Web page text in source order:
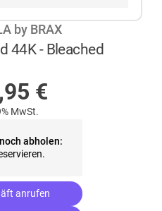
by BRAX
44K - Bleached
€
MwSt.
abholen:
anrufen